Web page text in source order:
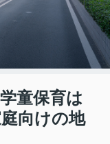
童保育は
向けの地